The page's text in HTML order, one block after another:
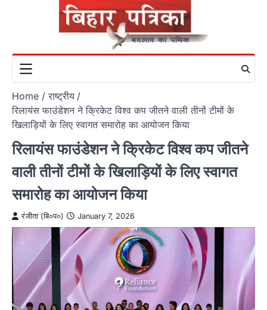
Home
राष्ट्रीय
रिलायंस फाउंडेशन ने क्रिकेट विश्व कप जीतने वाली तीनों टीमों के
खिलाड़ियों के लिए स्वागत समारोह का आयोजन किया
रिलायंस फाउंडेशन ने क्रिकेट विश्व कप जीतने
वाली तीनों टीमों के खिलाड़ियों के लिए स्वागत
समारोह का आयोजन किया
रंजीता (बि०प०) January 7, 2026